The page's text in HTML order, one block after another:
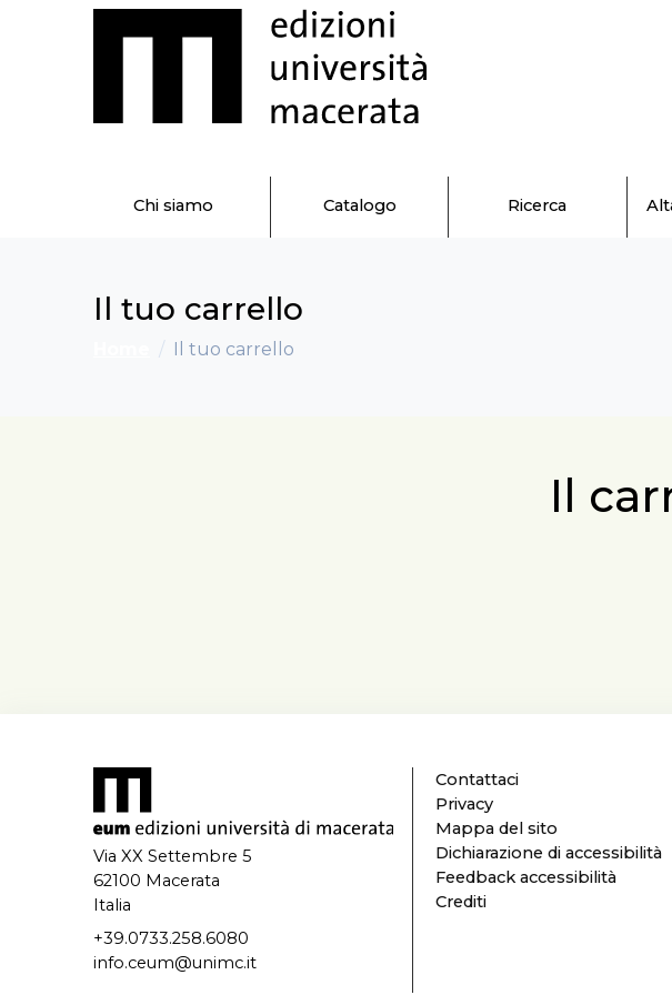
Chi siamo Catalogo Ricerca
Il tuo carrello
Il tuo carrello
Il
Via XX Settembre 5
62100 Macerata
Italia
+39.0733.258.6080
info.ceum@unimc.it
Contattaci
Privacy
Mappa del sito
Dichiarazione di accessibilità
Feedback accessibilità
Crediti